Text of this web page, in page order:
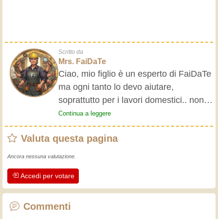
Scritto da
Mrs. FaiDaTe
Ciao, mio figlio è un esperto di FaiDaTe
ma ogni tanto lo devo aiutare,
soprattutto per i lavori domestici.. non
se ne intende. Ho deciso di dargli
qualche consiglio scrivendo il manuale
della domestica. Ora non ha più scuse,
si deve arrangiare!
Continua a leggere
Valuta questa pagina
Ancora nessuna valutazione.
Accedi per votare
Commenti